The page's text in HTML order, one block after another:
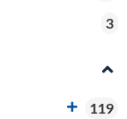
3
119